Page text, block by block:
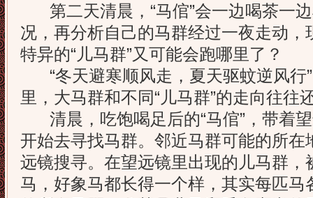
第二天清晨，“马倌”会一边喝茶一
况，再分析自己的马群经过一夜走动
特异的“儿马群”又可能会跑哪里了？
“冬天避寒顺风走，夏天驱蚊逆风行
里，大马群和不同“儿马群”的走向往往
清晨，吃饱喝足后的“马倌”，带着
开始去寻找马群。邻近马群可能的所
远镜搜寻。在望远镜里出现的儿马群，
马，好象马都长得一个样，其实每匹